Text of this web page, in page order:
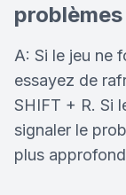
A: Si le jeu ne
essayez de
SHIFT + R. Si
signaler le
plus